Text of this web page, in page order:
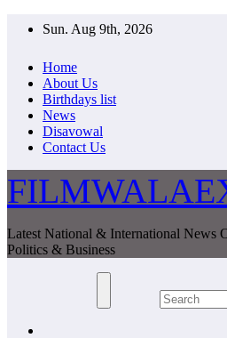
Sun. Aug 9th, 2026
Home
About Us
Birthdays list
News
Disavowal
Contact Us
Latest National & International News
Politics & Business